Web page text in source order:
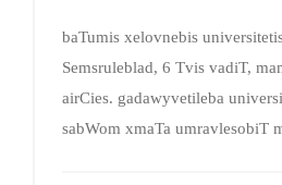
baTumis xelovnebis
Semsruleblad, 6 Tvis vadiT,
airCies. gadawyvetileba
sabWom xmaTa umravlesobiT